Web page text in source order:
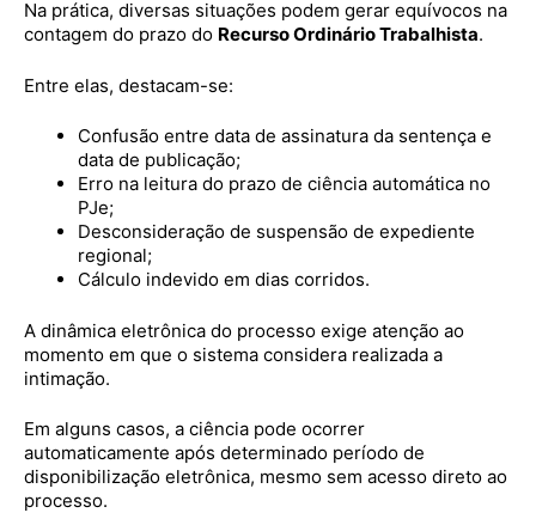
Na prática, diversas situações podem gerar equívocos na
contagem do prazo do Recurso Ordinário Trabalhista.
Entre elas, destacam-se:
Confusão entre data de assinatura da sentença e
data de publicação;
Erro na leitura do prazo de ciência automática no
PJe;
Desconsideração de suspensão de expediente
regional;
Cálculo indevido em dias corridos.
A dinâmica eletrônica do processo exige atenção ao
momento em que o sistema considera realizada a
intimação.
Em alguns casos, a ciência pode ocorrer
automaticamente após determinado período de
disponibilização eletrônica, mesmo sem acesso direto ao
processo.